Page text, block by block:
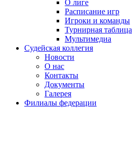
О лиге
Расписание игр
Игроки и команды
Турнирная таблица
Мультимедиа
Судейская коллегия
Новости
О нас
Контакты
Документы
Галерея
Филиалы федерации